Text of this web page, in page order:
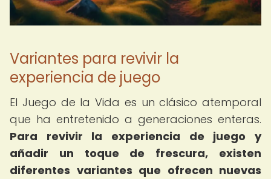
Variantes para revivir la
experiencia de juego
El Juego de la Vida es un clásico atemporal
que ha entretenido a generaciones enteras.
Para revivir la experiencia de juego y
añadir un toque de frescura, existen
diferentes variantes que ofrecen nuevas